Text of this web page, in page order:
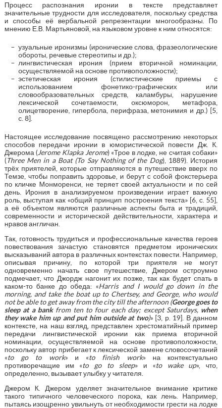
Процесс распознания иронии в тексте представляет
значительные трудности для исследователя, поскольку средства
и способы её вербальной репрезентации многообразны. По
мнению Е.В. Мартьяновой, на языковом уровне к ним относятся:
узуальные иронизмы (иронические слова, фразеологические
обороты, речевые стереотипы и др.);
лингвистическая ирония (прием вторичной номинации,
осуществляемой на основе противоположности);
эстетическая ирония (стилистические приемы с
использованием фонетико-графических или
словообразовательных средств, каламбуры, нарушение
лексической сочетаемости, оксюморон, метафора,
олицетворение, гипербола, перифраза, метонимия и др.) [5,
с. 8].
Настоящее исследование посвящено рассмотрению некоторых
способов передачи иронии в юмористической повести Дж. К.
Джерома (Jerome Klapka Jerome) «Трое в лодке, не считая собаки»
(Three Men in a Boat (To Say Nothing of the Dog), 1889). История
трёх приятелей, которые отправляются в путешествие вверх по
Темзе, чтобы поправить здоровье, и берут с собой фокстерьера
по кличке Монморенси, не теряет своей актуальности и по сей
день. Ирония в анализируемом произведении играет важную
роль, выступая как «общий принцип построения текста» [6, с. 55],
а её объектом являются различные аспекты быта и традиций,
современности и исторической действительности, характера и
нравов англичан.
Так, готовность трудиться и профессиональные качества героев
повествования зачастую становятся предметом иронических
высказываний автора в различных контекстах повести. Например,
описывая причину, по которой три приятеля не могут
одновременно начать свое путешествие, Джером остроумно
подмечает, что Джордж нагонит их позже, так как будет спать в
каком-то банке до обеда: «Harris and I would go down in the
morning, and take the boat up to Chertsey, and George, who would
not be able to get away from the city till the afternoon (George goes to
sleep at a bankfrom ten to four each day; except Saturdays, when
they wake him up and put him outside at two)» [3, p. 19]. В данном
контексте, на наш взгляд, представлен хрестоматийный пример
передачи лингвистической иронии как приема вторичной
номинации, осуществляемой на основе противоположности,
поскольку автор прибегает к лексической замене словосочетаний
«to go to work» и «to finish work» на контекстуально
противоречащие им «to go to sleep» и «to wake up», что,
определенно, вызывает улыбку у читателя.
Джером К. Джером уделяет значительное внимание критике
такого типичного человеческого порока, как лень. Например,
пытаясь изощренно увильнуть от необходимости грести на лодке